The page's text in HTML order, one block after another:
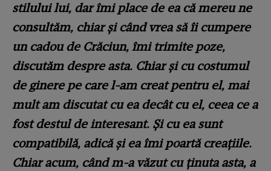
stilului lui, dar îmi place de ea că mereu ne
consultăm, chiar și când vrea să îi cumpere
un cadou de Crăciun, îmi trimite poze,
discutăm despre asta. Chiar și cu costumul
de ginere pe care l-am creat pentru el, mai
mult am discutat cu ea decât cu el, ceea ce a
fost destul de interesant. Și cu ea sunt
compatibilă, adică și ea îmi poartă creațiile.
Chiar acum, când m-a văzut cu ținuta asta, a